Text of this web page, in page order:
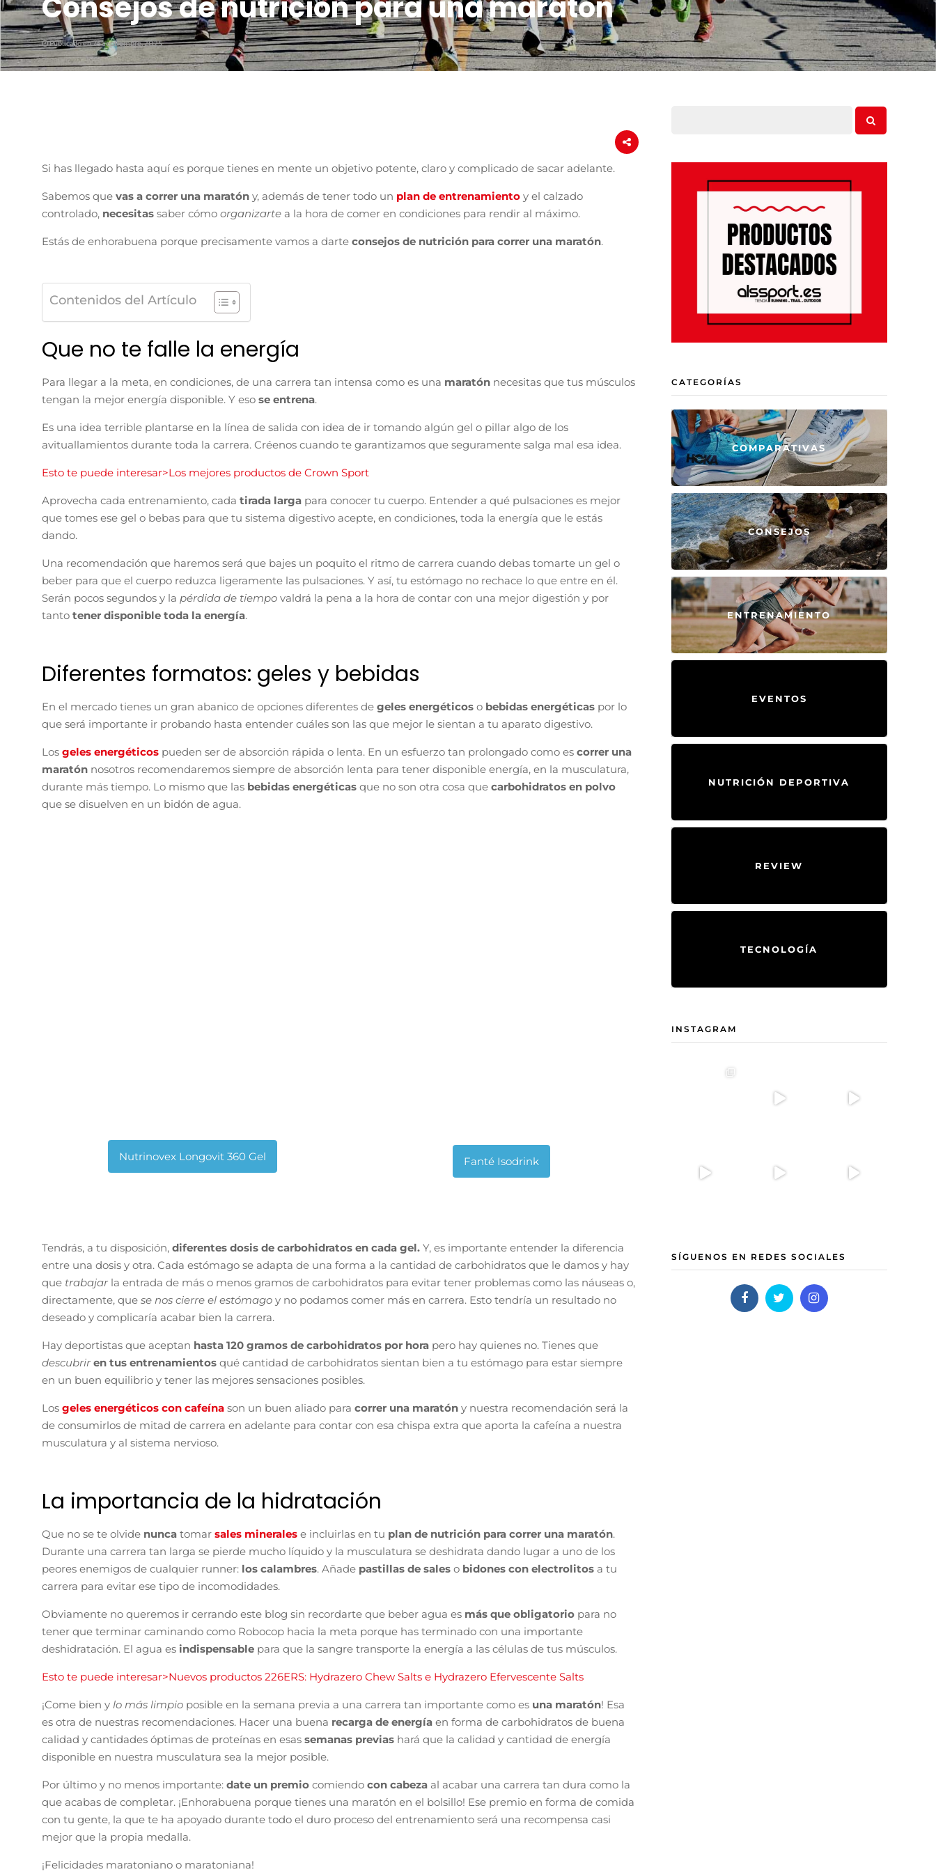
Publicado en 25 septiembre, 2025
Si has llegado hasta aquí es porque tienes en mente un objetivo potente, claro y complicado de sacar adelante.
Sabemos que vas a correr una maratón y, además de tener todo un plan de entrenamiento y el calzado
controlado, necesitas saber cómo organizarte a la hora de comer en condiciones para rendir al máximo.
Estás de enhorabuena porque precisamente vamos a darte consejos de nutrición para correr una maratón.
Contenidos del Artículo
Que no te falle la energía
Para llegar a la meta, en condiciones, de una carrera tan intensa como es una maratón necesitas que tus músculos
tengan la mejor energía disponible. Y eso se entrena.
Es una idea terrible plantarse en la línea de salida con idea de ir tomando algún gel o pillar algo de los
avituallamientos durante toda la carrera. Créenos cuando te garantizamos que seguramente salga mal esa idea.
Esto te puede interesar>Los mejores productos de Crown Sport
Aprovecha cada entrenamiento, cada tirada larga para conocer tu cuerpo. Entender a qué pulsaciones es mejor
que tomes ese gel o bebas para que tu sistema digestivo acepte, en condiciones, toda la energía que le estás
dando.
Una recomendación que haremos será que bajes un poquito el ritmo de carrera cuando debas tomarte un gel o
beber para que el cuerpo reduzca ligeramente las pulsaciones. Y así, tu estómago no rechace lo que entre en él.
Serán pocos segundos y la pérdida de tiempo valdrá la pena a la hora de contar con una mejor digestión y por
tanto tener disponible toda la energía.
Diferentes formatos: geles y bebidas
En el mercado tienes un gran abanico de opciones diferentes de geles energéticos o bebidas energéticas por lo
que será importante ir probando hasta entender cuáles son las que mejor le sientan a tu aparato digestivo.
Los geles energéticos pueden ser de absorción rápida o lenta. En un esfuerzo tan prolongado como es correr una
maratón nosotros recomendaremos siempre de absorción lenta para tener disponible energía, en la musculatura,
durante más tiempo. Lo mismo que las bebidas energéticas que no son otra cosa que carbohidratos en polvo
que se disuelven en un bidón de agua.
Tendrás, a tu disposición, diferentes dosis de carbohidratos en cada gel. Y, es importante entender la diferencia
entre una dosis y otra. Cada estómago se adapta de una forma a la cantidad de carbohidratos que le damos y hay
que trabajar la entrada de más o menos gramos de carbohidratos para evitar tener problemas como las náuseas o,
directamente, que se nos cierre el estómago y no podamos comer más en carrera. Esto tendría un resultado no
deseado y complicaría acabar bien la carrera.
Hay deportistas que aceptan hasta 120 gramos de carbohidratos por hora pero hay quienes no. Tienes que
descubriren tus entrenamientos qué cantidad de carbohidratos sientan bien a tu estómago para estar siempre
en un buen equilibrio y tener las mejores sensaciones posibles.
Los geles energéticos con cafeína son un buen aliado para correr una maratón y nuestra recomendación será la
de consumirlos de mitad de carrera en adelante para contar con esa chispa extra que aporta la cafeína a nuestra
musculatura y al sistema nervioso.
La importancia de la hidratación
Que no se te olvide nunca tomar sales minerales e incluirlas en tu plan de nutrición para correr una maratón.
Durante una carrera tan larga se pierde mucho líquido y la musculatura se deshidrata dando lugar a uno de los
peores enemigos de cualquier runner: los calambres. Añade pastillas de sales o bidones con electrolitos a tu
carrera para evitar ese tipo de incomodidades.
Obviamente no queremos ir cerrando este blog sin recordarte que beber agua es más que obligatorio para no
tener que terminar caminando como Robocop hacia la meta porque has terminado con una importante
deshidratación. El agua es indispensable para que la sangre transporte la energía a las células de tus músculos.
Esto te puede interesar>Nuevos productos 226ERS: Hydrazero Chew Salts e Hydrazero Efervescente Salts
¡Come bien y lo más limpio posible en la semana previa a una carrera tan importante como es una maratón! Esa
es otra de nuestras recomendaciones. Hacer una buena recarga de energía en forma de carbohidratos de buena
calidad y cantidades óptimas de proteínas en esas semanas previas hará que la calidad y cantidad de energía
disponible en nuestra musculatura sea la mejor posible.
Por último y no menos importante: date un premio comiendo con cabeza al acabar una carrera tan dura como la
que acabas de completar. ¡Enhorabuena porque tienes una maratón en el bolsillo! Ese premio en forma de comida
con tu gente, la que te ha apoyado durante todo el duro proceso del entrenamiento será una recompensa casi
mejor que la propia medalla.
¡Felicidades maratoniano o maratoniana!
CATEGORÍAS
COMPARATIVAS
CONSEJOS
ENTRENAMIENTO
EVENTOS
NUTRICIÓN DEPORTIVA
REVIEW
TECNOLOGÍA
INSTAGRAM
SÍGUENOS EN REDES SOCIALES